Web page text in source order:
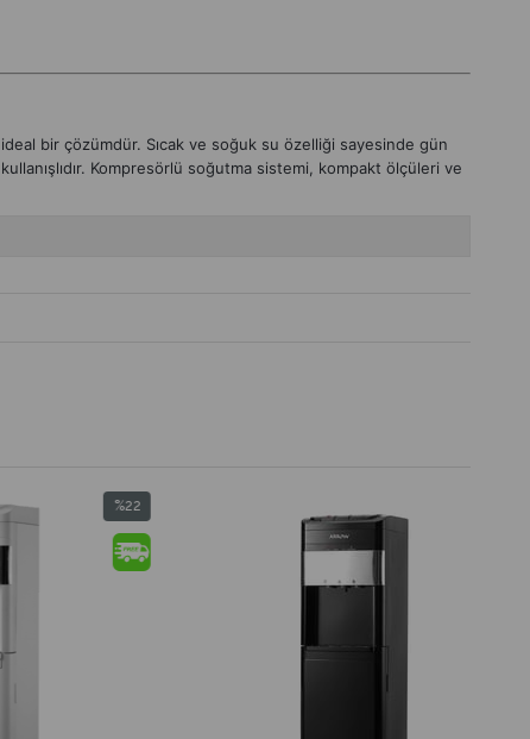
ideal bir çözümdür. Sıcak ve soğuk su özelliği sayesinde gün
Kompresörlü soğutma sistemi, kompakt ölçüleri ve
%22